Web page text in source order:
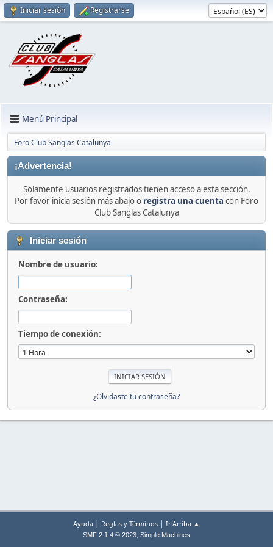
Iniciar sesión Registrarse
Menú Principal
Foro Club Sanglas Catalunya
¡Advertencia!
Solamente usuarios registrados tienen acceso a esta sección.
Por favor inicia sesión más abajo o registra una cuenta con Foro
Club Sanglas Catalunya
Iniciar sesión
Nombre de usuario:
Contraseña:
Tiempo de conexión:
¿Olvidaste tu contraseña?
Ayuda | Reglas y Términos | Ir Arriba ▲
SMF 2.1.4 © 2023, Simple Machines